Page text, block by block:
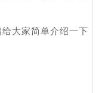
大家简单介绍一下